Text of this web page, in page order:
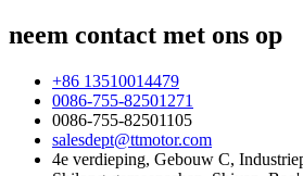
neem contact met ons op
+86 13510014479
0086-755-82501271
0086-755-82501105
salesdept@ttmotor.com
4e verdieping, Gebouw C,